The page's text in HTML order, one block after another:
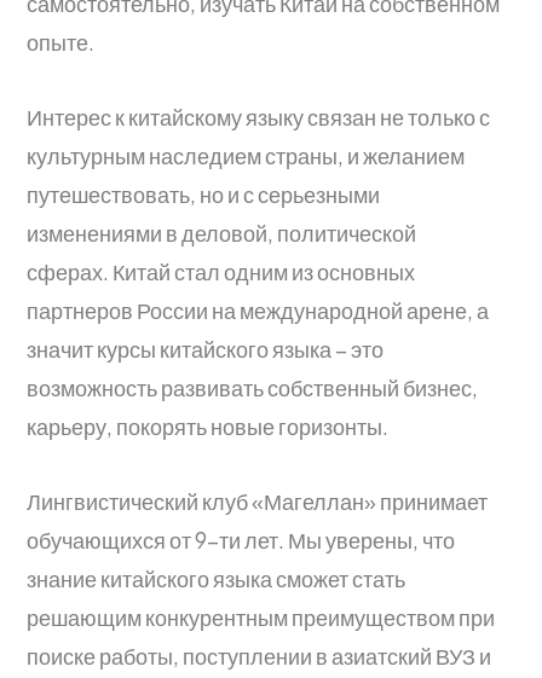
опыте.
Интерес к китайскому языку связан не только с
культурным наследием страны, и желанием
путешествовать, но и с серьезными
изменениями в деловой, политической
сферах. Китай стал одним из основных
партнеров России на международной арене, а
значит курсы китайского языка – это
возможность развивать собственный бизнес,
карьеру, покорять новые горизонты.
Лингвистический клуб «Магеллан» принимает
обучающихся от 9-ти лет. Мы уверены, что
знание китайского языка сможет стать
решающим конкурентным преимуществом при
поиске работы, поступлении в азиатский ВУЗ и